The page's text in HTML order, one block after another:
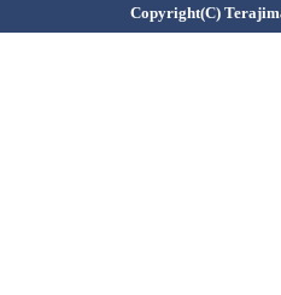
Copyright(C)